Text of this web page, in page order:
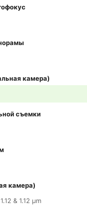
камера)
съемки
камера)
& 1.12 µm